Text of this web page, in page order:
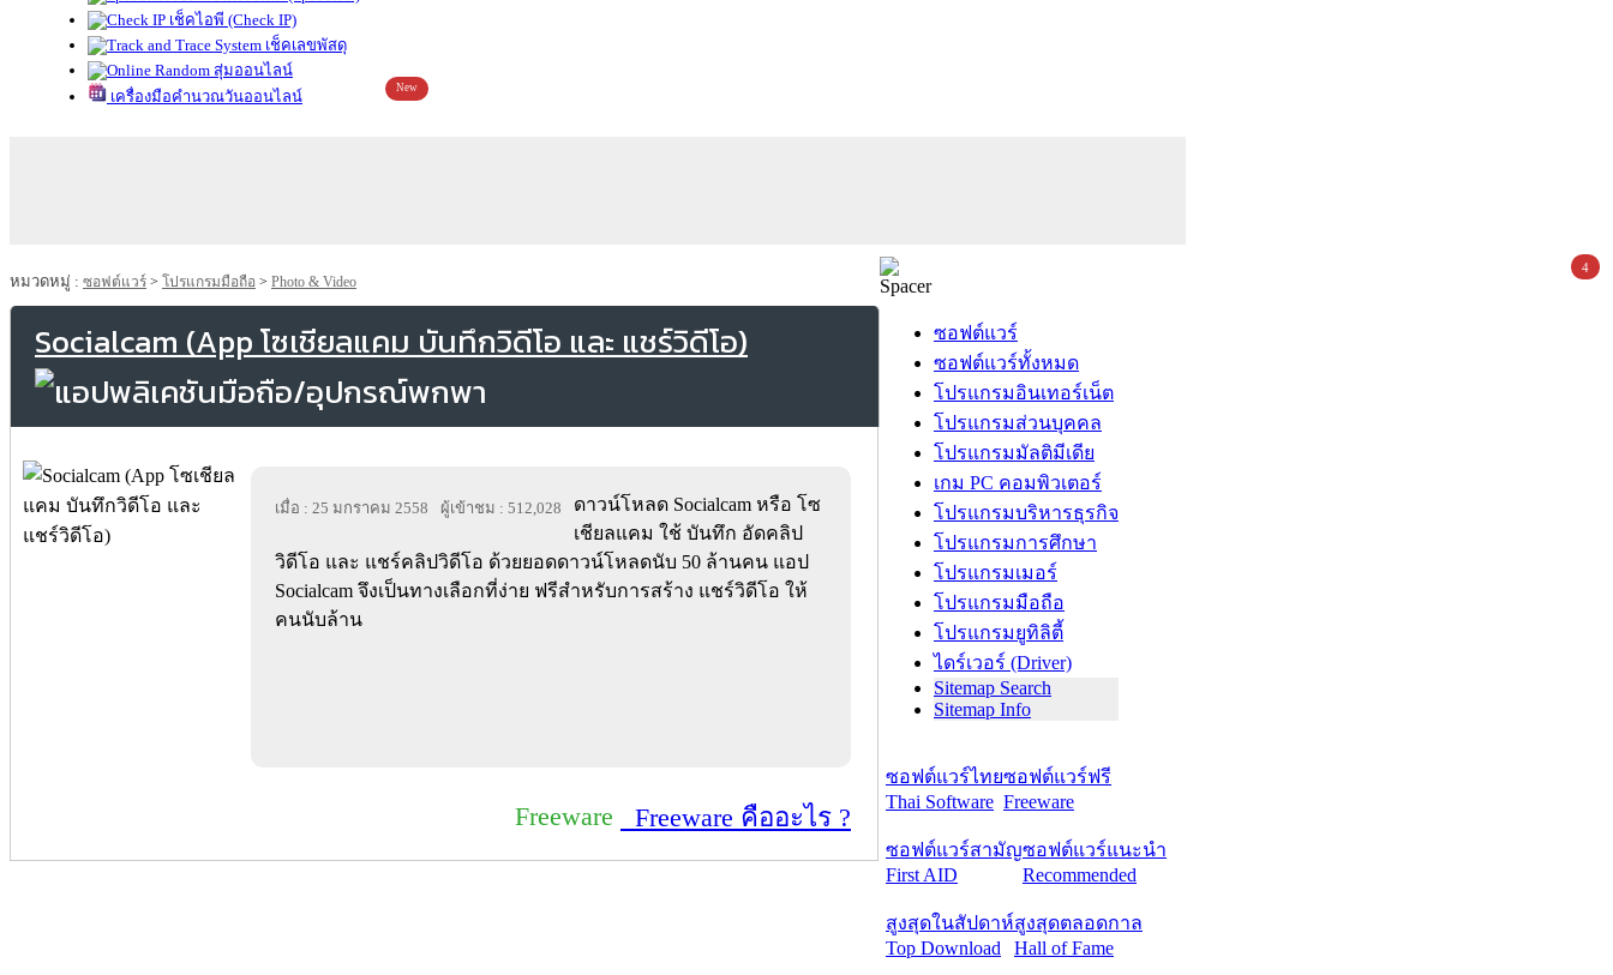
เช็คไอพี (Check IP)
เช็คเลขพัสดุ
สุ่มออนไลน์
เครื่องมือคำนวณวันออนไลน์
New
หมวดหมู่ : ซอฟต์แวร์ > โปรแกรมมือถือ > Photo & Video
Socialcam (App โซเชียลแคม บันทึกวิดีโอ และ แชร์วิดีโอ)
เมื่อ : 25 มกราคม 2558 ผู้เข้าชม : 512,028
ดาวน์โหลด Socialcam หรือ โซ
เชียลแคม ใช้ บันทึก อัดคลิป
วิดีโอ และ แชร์คลิปวิดีโอ ด้วยยอดดาวน์โหลดนับ 50 ล้านคน แอป
Socialcam จึงเป็นทางเลือกที่ง่าย ฟรีสำหรับการสร้าง แชร์วิดีโอ ให้
คนนับล้าน
Freeware Freeware คืออะไร ?
ซอฟต์แวร์
ซอฟต์แวร์ทั้งหมด
โปรแกรมอินเทอร์เน็ต
โปรแกรมส่วนบุคคล
โปรแกรมมัลติมีเดีย
เกม PC คอมพิวเตอร์
โปรแกรมบริหารธุรกิจ
โปรแกรมการศึกษา
โปรแกรมเมอร์
โปรแกรมมือถือ
โปรแกรมยูทิลิตี้
ไดร์เวอร์ (Driver)
Sitemap Search
Sitemap Info
ซอฟต์แวร์ไทย
Thai Software
ซอฟต์แวร์ฟรี
Freeware
ซอฟต์แวร์สามัญ
First AID
ซอฟต์แวร์แนะนำ
Recommended
สูงสุดในสัปดาห์
Top Download
สูงสุดตลอดกาล
Hall of Fame
4